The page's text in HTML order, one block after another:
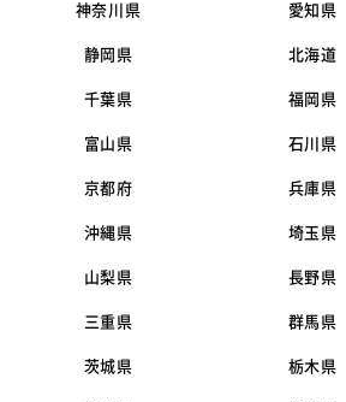
神奈川県 愛知県
静岡県 北海道
千葉県 福岡県
富山県 石川県
京都府 兵庫県
沖縄県 埼玉県
山梨県 長野県
三重県 群馬県
茨城県 栃木県